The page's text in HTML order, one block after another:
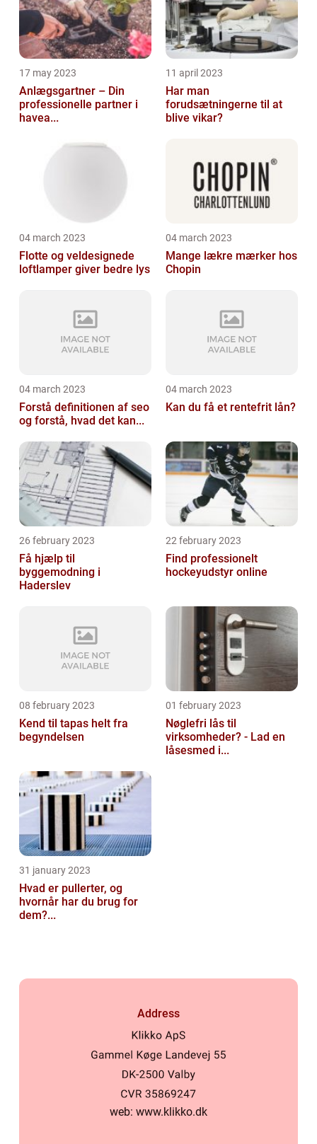
17 may 2023
Anlægsgartner – Din
professionelle partner i
havea...
11 april 2023
Har man
forudsætningerne til at
blive vikar?
04 march 2023
Flotte og veldesignede
loftlamper giver bedre lys
04 march 2023
Mange lækre mærker hos
Chopin
04 march 2023
Forstå definitionen af seo
og forstå, hvad det kan...
04 march 2023
Kan du få et rentefrit lån?
26 february 2023
Få hjælp til
byggemodning i
Haderslev
22 february 2023
Find professionelt
hockeyudstyr online
08 february 2023
Kend til tapas helt fra
begyndelsen
01 february 2023
Nøglefri lås til
virksomheder? - Lad en
låsesmed i...
31 january 2023
Hvad er pullerter, og
hvornår har du brug for
dem?...
Address
web: www.klikko.dk